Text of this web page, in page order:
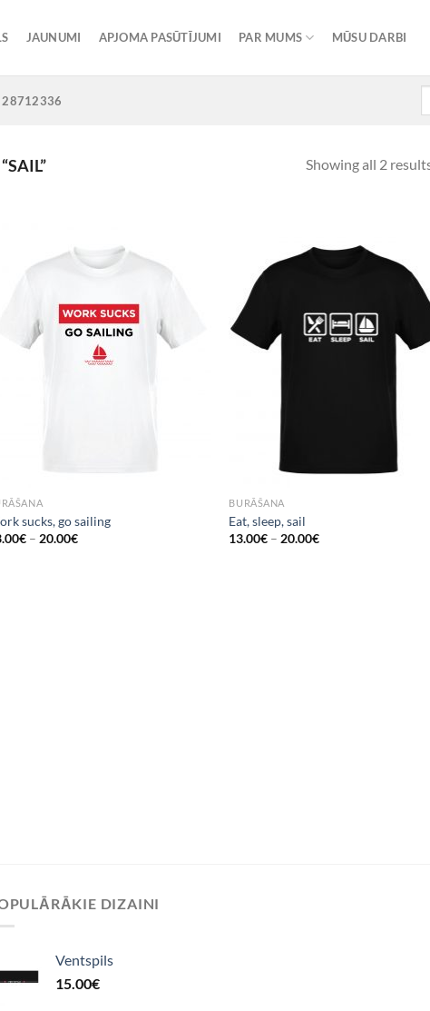
JAUNUMI APJOMA PASŪTĪJUMI PAR MUMS MŪSU DARBI
Showing all 2
sucks, go sailing
€– 20.00€
Add to
BURĀŠANA
Eat, sleep, sail
13.00€ – 20.00€
DIZAINI
Ventspils
15.00€